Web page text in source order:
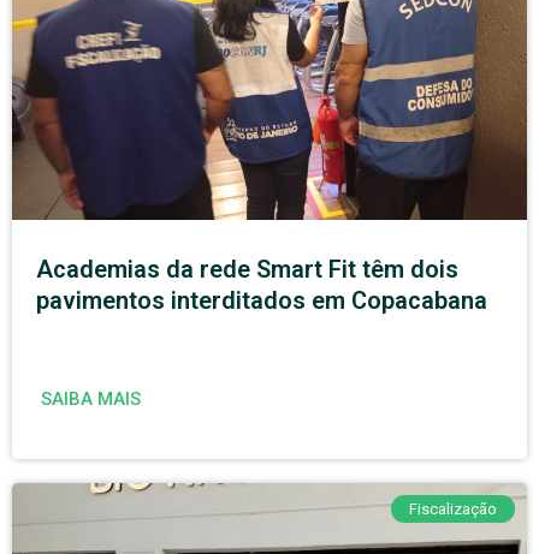
Academias da rede Smart Fit têm dois
pavimentos interditados em Copacabana
SAIBA MAIS
Fiscalização